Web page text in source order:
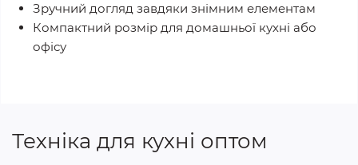
Зручний догляд завдяки знімним елементам
Компактний розмір для домашньої кухні або
офісу
Техніка для кухні оптом